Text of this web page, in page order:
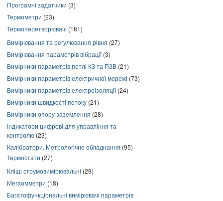
Програмні задатчики (3)
Термометри (23)
Термоперетворювачі (181)
Вимірювання та регулювання рівня (27)
Вимірювання параметрів вібрації(3)
Вимірники параметрів петлі КЗ та ПЗВ (21)
Вимірники параметрів електричної мережі (73)
Вимірники параметрів електроізоляції(24)
Вимірники швидкості потоку (21)
Вимірники опору заземлення (28)
Індикатори цифрові для управління та
контролю (23)
Калібратори. Метрологічне обладнання (95)
Термостати (27)
Кліщі струмовимірювальні (29)
Мегаомметри (18)
Багатофункціональні вимірювачі параметрів